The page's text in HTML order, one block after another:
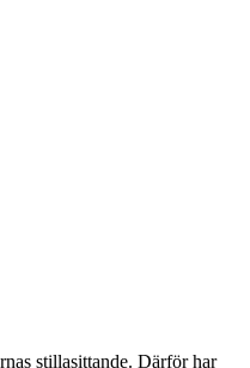
stillasittande. Därför har